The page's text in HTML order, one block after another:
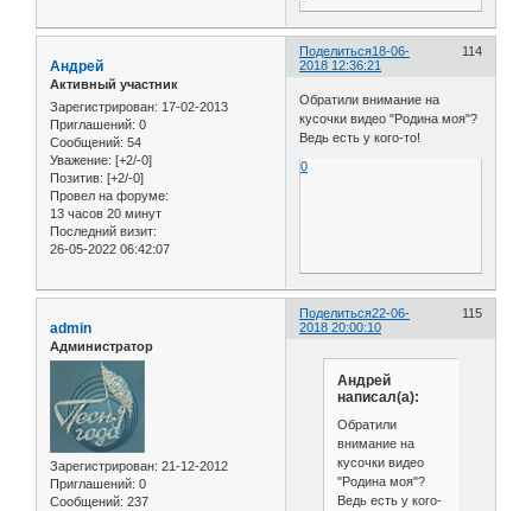
Поделиться 114
18-06-
2018 12:36:21
Андрей
Активный участник
Зарегистрирован: 17-02-2013
Приглашений: 0
Сообщений: 54
Уважение: [+2/-0]
Позитив: [+2/-0]
Провел на форуме:
13 часов 20 минут
Последний визит:
26-05-2022 06:42:07
Обратили внимание на
кусочки видео "Родина моя"?
Ведь есть у кого-то!
0
Поделиться 115
22-06-
2018 20:00:10
admin
Администратор
Зарегистрирован: 21-12-2012
Приглашений: 0
Сообщений: 237
Андрей
написал(а):
Обратили
внимание на
кусочки видео
"Родина моя"?
Ведь есть у кого-